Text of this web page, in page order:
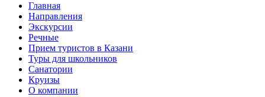
Главная
Направления
Экскурсии
Речные
Прием туристов в Казани
Туры для школьников
Санатории
Круизы
О компании